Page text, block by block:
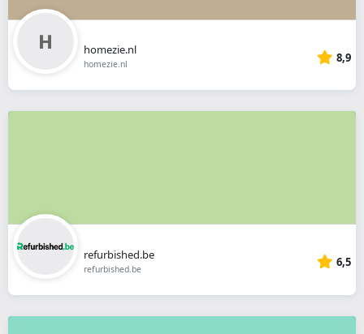
homezie.nl
homezie.nl 8,9
refurbished.be
refurbished.be 6,5